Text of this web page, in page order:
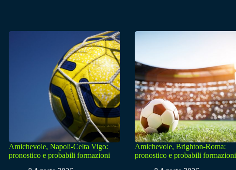
Amichevole, Napoli-Celta Vigo:
pronostico e probabili formazioni
Amichevole, Brighton-Roma:
pronostico e probabili formazioni